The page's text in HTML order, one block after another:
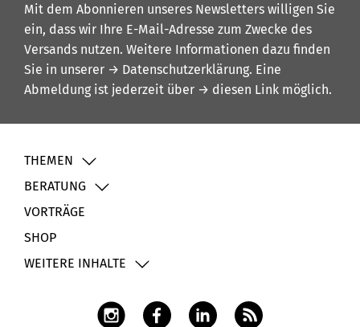
Mit dem Abonnieren unseres Newsletters willigen Sie
ein, dass wir Ihre E-Mail-Adresse zum Zwecke des
Versands nutzen. Weitere Informationen dazu finden
Sie in unserer → Datenschutzerklärung. Eine
Abmeldung ist jederzeit über → diesen Link möglich.
THEMEN
BERATUNG
VORTRÄGE
SHOP
WEITERE INHALTE